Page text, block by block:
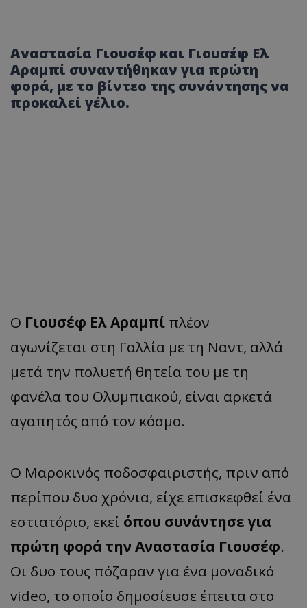
Αναστασία Γιουσέφ και Γιουσέφ Ελ
Αραμπί συναντήθηκαν για πρώτη
φορά, με το βίντεο της συνάντησης να
προκαλεί γέλιο.
Ο Γιουσέφ Ελ Αραμπί πλέον
αγωνίζεται στη Γαλλία με τη Ναντ, αλλά
μετά την πολυετή θητεία του με τη
φανέλα του Ολυμπιακού, είναι αρκετά
αγαπητός από τον κόσμο.
Ο Μαροκινός ποδοσφαιριστής, πριν από
περίπου δυο χρόνια, είχε επισκεφθεί ένα
εστιατόριο, εκεί όπου συνάντησε για
πρώτη φορά την Αναστασία Γιουσέφ.
Οι δυο τους πόζαραν για ένα μοναδικό
video, το οποίο δημοσίευσε έπειτα στο